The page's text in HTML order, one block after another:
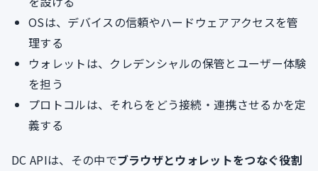
OSは、デバイスの信頼やハードウェアアクセスを管
理する
ウォレットは、クレデンシャルの保管とユーザー体験
を担う
プロトコルは、それらをどう接続・連携させるかを定
義する
DC APIは、その中でブラウザとウォレットをつなぐ役割